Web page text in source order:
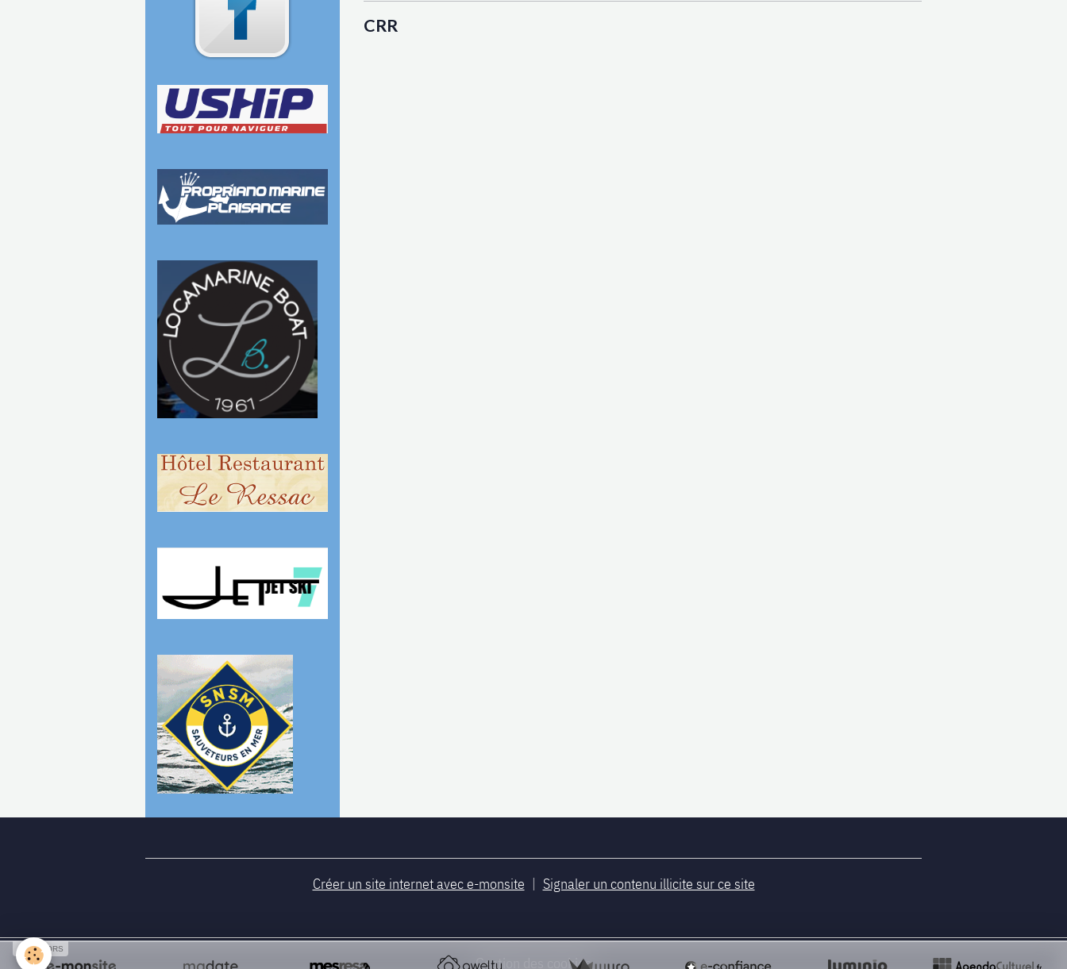
CRR
Créer un site internet avec e-monsite Signaler un contenu illicite sur ce site
Gestion des cookies
SPONSORS